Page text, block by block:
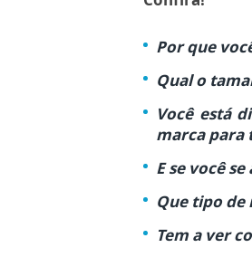
Por que
Qual o
Você está
marca para
E se você
Que tipo de
Tem a ver